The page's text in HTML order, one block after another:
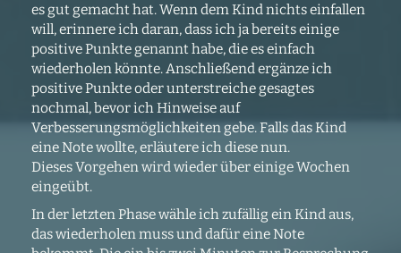
es gut gemacht hat. Wenn dem Kind nichts einfallen
will, erinnere ich daran, dass ich ja bereits einige
positive Punkte genannt habe, die es einfach
wiederholen könnte. Anschließend ergänze ich
positive Punkte oder unterstreiche gesagtes
nochmal, bevor ich Hinweise auf
Verbesserungsmöglichkeiten gebe. Falls das Kind
eine Note wollte, erläutere ich diese nun.
Dieses Vorgehen wird wieder über einige Wochen
eingeübt.
In der letzten Phase wähle ich zufällig ein Kind aus,
das wiederholen muss und dafür eine Note